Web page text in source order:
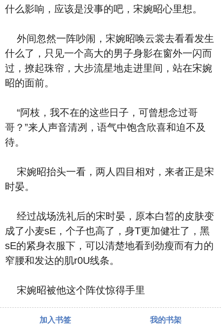
什么影响，应该是没事的吧，宋婉昭心里想。
外间忽然一阵吵闹，宋婉昭唤云裳去看看发生
什么了，只见一个高大的男子身影在窗外一闪而
过，撩起珠帘，大步流星地走进里间，站在宋婉
昭的面前。
“阿枝，我不在的这些日子，可曾想念过哥
哥？”来人声音清冽，语气中饱含欣喜和迫不及
待。
宋婉昭抬头一看，两人四目相对，来者正是宋
时晏。
经过战场洗礼后的宋时晏，原本白皙的皮肤变
成了小麦sE，个子也高了，身T更加健壮了，黑
sE的紧身衣服下，可以清楚地看到劲瘦而有力的
窄腰和发达的肌r0U线条。
宋婉昭被他这个阵仗惊得手里
加入书签 我的书架